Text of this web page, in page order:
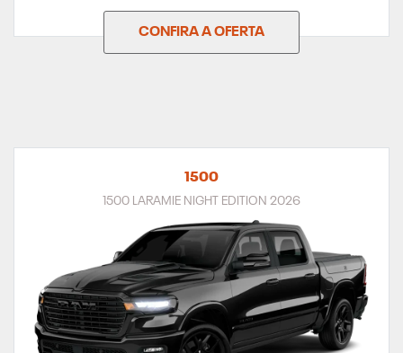
CONFIRA A OFERTA
1500
1500 LARAMIE NIGHT EDITION 2026